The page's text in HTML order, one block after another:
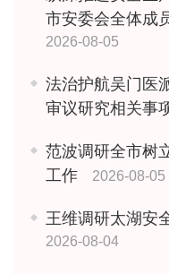
市安委会全体成
2026-08-05
法治护航吴门医
审议研究相关事
范波调研全市树
工作
2026-08-05
王维调研太湖安
2026-08-04